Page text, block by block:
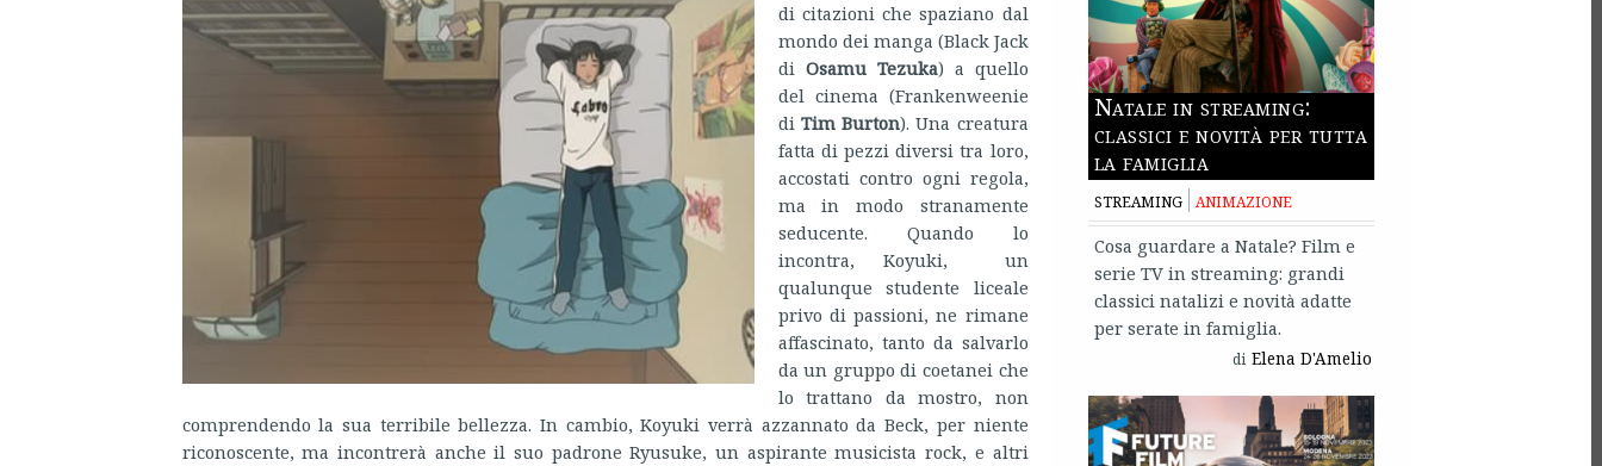
di citazioni che spaziano dal
mondo dei manga (Black Jack
di Osamu Tezuka) a quello
del cinema (Frankenweenie
di Tim Burton). Una creatura
fatta di pezzi diversi tra loro,
accostati contro ogni regola,
ma in modo stranamente
seducente. Quando lo
incontra, Koyuki, un
qualunque studente liceale
privo di passioni, ne rimane
affascinato, tanto da salvarlo
da un gruppo di coetanei che
lo trattano da mostro, non
comprendendo la sua terribile bellezza. In cambio, Koyuki verrà azzannato da Beck, per niente
riconoscente, ma incontrerà anche il suo padrone Ryusuke, un aspirante musicista rock, e altri
Natale in streaming:
classici e novità per tutta
la famiglia
STREAMING ANIMAZIONE
Cosa guardare a Natale? Film e
serie TV in streaming: grandi
classici natalizi e novità adatte
per serate in famiglia.
di Elena D'Amelio